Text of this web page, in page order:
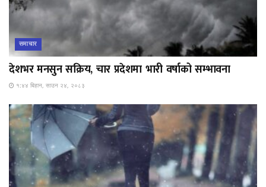
समाचार
देशभर मनसुन सक्रिय, चार प्रदेशमा भारी वर्षाको सम्भावना
१:४४ बिहान, साउन २४, २०८३